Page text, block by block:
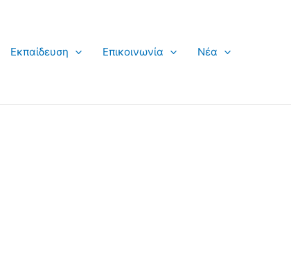
Εκπαίδευση Επικοινωνία Νέα